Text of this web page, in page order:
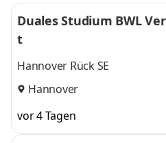
Duales Studium BWL
t
Hannover Rück SE
Hannover
vor 4 Tagen